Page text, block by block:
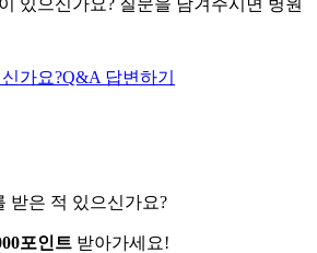
가요?Q&A 답변하기
받은 적 있으신가요?
포인트 받아가세요!